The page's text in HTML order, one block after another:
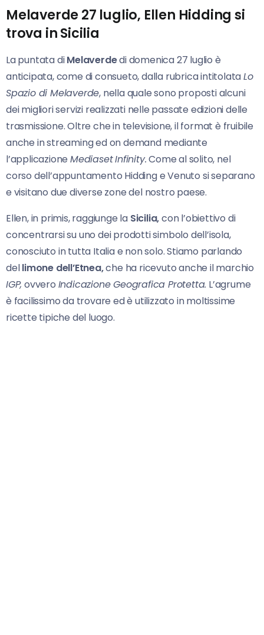
Melaverde 27 luglio, Ellen Hidding si
trova in Sicilia
La puntata diMelaverdedi domenica 27 luglio è
anticipata, come di consueto, dalla rubrica intitolataLo
Spazio di Melaverde, nella quale sono proposti alcuni
dei migliori servizi realizzati nelle passate edizioni delle
trasmissione. Oltre che in televisione, il format è fruibile
anche in streaming ed on demand mediante
l’applicazioneMediasetInfinity.Come al solito, nel
corso dell’appuntamento Hidding e Venuto si separano
e visitano due diverse zone del nostro paese.
Ellen, in primis, raggiunge la Sicilia,con l’obiettivo di
concentrarsi su uno dei prodotti simbolo dell’isola,
conosciuto in tutta Italia e non solo. Stiamo parlando
dellimone dell’Etnea,che ha ricevuto anche il marchio
IGP, ovvero Indicazione Geografica Protetta. L’agrume
è facilissimo da trovare ed è utilizzato in moltissime
ricette tipiche del luogo.